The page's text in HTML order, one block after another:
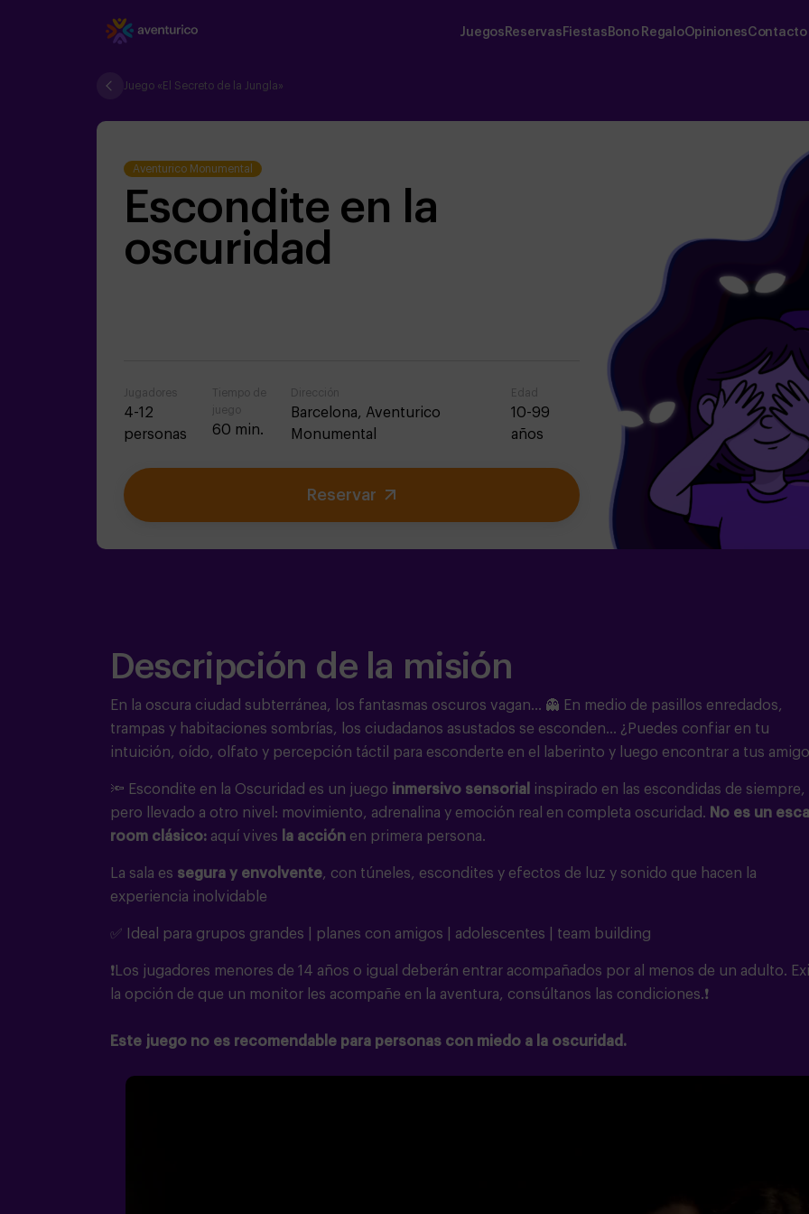
Juegos Reservas Fiestas Bono RegaloOpinionesContacto
Juego «El Secreto de la Jungla»
Aventurico Monumental
Escondite en la
oscuridad
Jugadores
4-12
personas
Tiempo de
juego
60 min.
Dirección
Barcelona, Aventurico
Monumental
Edad
10-99
años
Reservar
Descripción de la misión
En la oscura ciudad subterránea, los fantasmas oscuros vagan... 👻 En medio de pasillos enredados,
trampas y habitaciones sombrías, los ciudadanos asustados se esconden... ¿Puedes confiar en tu
intuición, oído, olfato y percepción táctil para esconderte en el laberinto y luego encontrar a tus
🔦 Escondite en la Oscuridad es un juego inmersivo sensorial
inspirado en las escondidas de siempre,
pero llevado a otro nivel: movimiento, adrenalina y emoción real en completa oscuridad. No es un
room clásico: aquí vives la acción en primera persona.
La sala es segura y envolvente, con túneles, escondites y efectos de luz y sonido que hacen la
experiencia inolvidable
✅ Ideal para grupos grandes | planes con amigos | adolescentes | team building
❗Los jugadores menores de 14 años o igual deberán entrar acompañados por al menos de un adulto.
la opción de que un monitor les acompañe en la aventura, consúltanos las condiciones.❗
Este juego no es recomendable para personas con miedo a la oscuridad.